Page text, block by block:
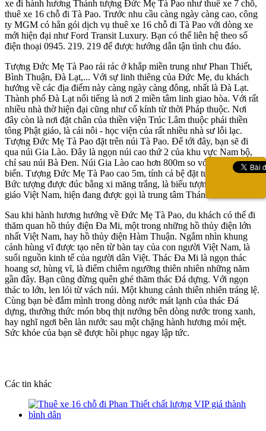
xe đi hành hương Thánh tượng Đức Mẹ Tà Pao như thuê xe 7 chỗ,
thuê xe 16 chỗ đi Tà Pao. Trước nhu cầu càng ngày càng cao, công
ty MGM có hẳn gói dịch vụ thuê xe 16 chỗ đi Tà Pao với dòng xe
mới hiện đại như Ford Transit Luxury. Bạn có thể liên hệ theo số
điện thoại 0945. 219. 219 để được hướng dẫn tận tình chu đáo.
Tượng Đức Mẹ Tà Pao rải rác ở khắp miền trung như Phan Thiết,
Bình Thuận, Đà Lạt,... Với sự linh thiêng của Đức Mẹ, du khách
hướng về các địa điểm này càng ngày càng đông, nhất là Đà Lạt.
Thành phố Đà Lạt nổi tiếng là nơi 2 miền tâm linh giao hòa. Với rất
nhiều nhà thờ hiện đại cũng như cổ kính từ thời Pháp thuộc. Nơi
đây còn là nơi đặt chân của thiền viện Trúc Lâm thuộc phái thiền
tông Phật giáo, là cái nôi - học viện của rất nhiều nhà sư lỗi lạc.
Tượng Đức Mẹ Tà Pao đặt trên núi Tà Pao. Để tới đây, bạn sẽ đi
qua núi Gia Lào. Đây là ngọn núi cao thứ 2 của khu vực Nam bộ,
chỉ sau núi Bà Đen. Núi Gia Lào cao hơn 800m so với mặt nước
biển. Tượng Đức Mẹ Tà Pao cao 5m, tính cả bệ đặt tượng Đức Mẹ.
Bức tượng được đúc bằng xi măng trắng, là biểu tượng của Công
giáo Việt Nam, hiện đang được gọi là trung tâm Thánh mẫu Tà Pao.
Sau khi hành hương hướng về Đức Mẹ Tà Pao, du khách có thể đi
thăm quan hồ thủy điện Đa Mi, một trong những hồ thủy điện lớn
nhất Việt Nam, hay hồ thủy điện Hàm Thuận. Ngắm nhìn khung
cảnh hùng vĩ được tạo nên từ bàn tay của con người Việt Nam, là
suối nguồn kinh tế của người dân Việt. Thác Đa Mi là ngọn thác
hoang sơ, hùng vĩ, là điểm chiêm ngưỡng thiên nhiên những năm
gần đây. Bạn cũng đừng quên ghé thăm thác Đá dựng. Với ngọn
thác to lớn, len lỏi từ vách núi. Một khung cảnh thiên nhiên tráng lệ.
Cùng bạn bè đắm mình trong dòng nước mát lạnh của thác Đá
dựng, thưởng thức món bbq thịt nướng bên dòng nước trong xanh,
hay nghĩ ngơi bên làn nước sau một chặng hành hương mỏi mệt.
Sức khỏe của bạn sẽ được hồi phục ngay lập tức.
Các tin khác